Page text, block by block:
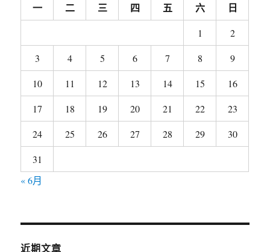
一 二 三 四 五 六 日
1
2
3
4 5 6 7 8
9
10
11 12 13 14 15
16
17
18 19 20 21 22
23
24
25 26 27 28 29
30
31
« 6月
近期文章